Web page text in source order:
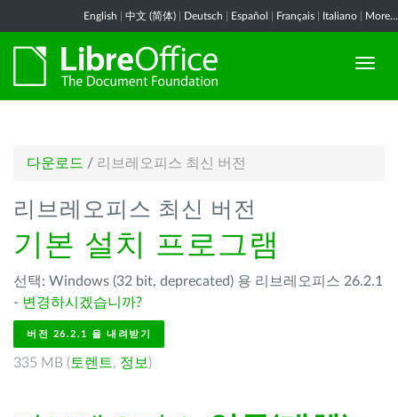
English 中文 (简体) Deutsch Español Français Italiano More...
다운로드 / 리브레오피스 최신 버전
리브레오피스 최신 버전
기본 설치 프로그램
선택: Windows (32 bit, deprecated) 용 리브레오피스 26.2.1
- 변경하시겠습니까?
버전 26.2.1 을 내려받기
335 MB ( 토렌트, 정보 )